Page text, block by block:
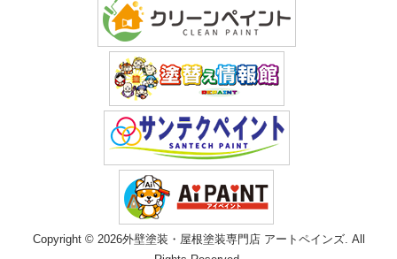
Copyright © 2026外壁塗装・屋根塗装専門店 アートペインズ. All